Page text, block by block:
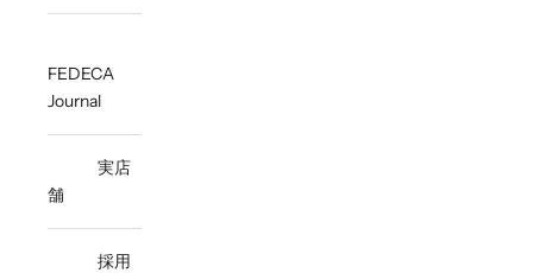
FEDECA
Journal
実店
舗
採用